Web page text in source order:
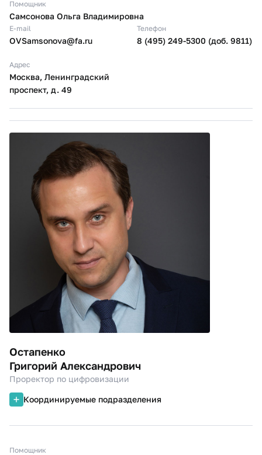
Помощник
Самсонова Ольга Владимировна
E-mail
OVSamsonova@fa.ru
Телефон
8 (495) 249-5300 (доб. 9811)
Адрес
Москва, Ленинградский
проспект, д. 49
Остапенко
Григорий Александрович
Проректор по цифровизации
Координируемые подразделения
Помощник